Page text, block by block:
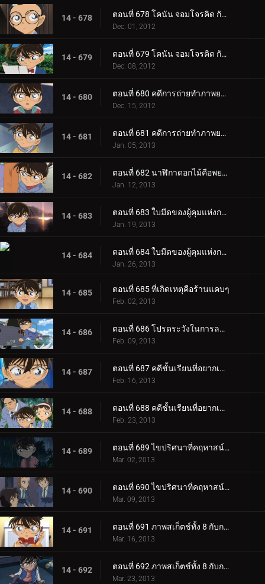
14 - 678 ตอนที่ 678 โคนัน จอมโจรคิด กับศึกชิงสมบัติซากาโมโตะ เรียวมะ (ตอน 1)
Dec. 01, 2012
14 - 679 ตอนที่ 679 โคนัน จอมโจรคิด กับศึกชิงสมบัติซากาโมโตะ เรียวมะ (ตอน 2)
Dec. 08, 2012
14 - 680 ตอนที่ 680 คดีการถ่ายทำภาพยนตร์โฆษณา (ตอน 1)
Dec. 15, 2012
14 - 681 ตอนที่ 681 คดีการถ่ายทำภาพยนตร์โฆษณา (ตอน 2)
Jan. 05, 2013
14 - 682 ตอนที่ 682 นาฬิกาดอกไม้คือพยาน
Jan. 12, 2013
14 - 683 ตอนที่ 683 ใบมีดของผู้คุมแห่งกาลเวลา (ตอน 1)
Jan. 19, 2013
14 - 684 ตอนที่ 684 ใบมีดของผู้คุมแห่งกาลเวลา (ตอน 2)
Jan. 26, 2013
14 - 685 ตอนที่ 685 ที่เกิดเหตุคือร้านแคบๆ
Feb. 02, 2013
14 - 686 ตอนที่ 686 โปรดระวังในการลดน้ำหนัก
Feb. 09, 2013
14 - 687 ตอนที่ 687 คดีชั้นเรียนที่อยากเข้าเรียนที่สุดในโลก (ตอน 1)
Feb. 16, 2013
14 - 688 ตอนที่ 688 คดีชั้นเรียนที่อยากเข้าเรียนที่สุดในโลก (ตอน 2)
Feb. 23, 2013
14 - 689 ตอนที่ 689 ไขปริศนาที่คฤหาสน์โมมิจิ (ตอน 1)
Mar. 02, 2013
14 - 690 ตอนที่ 690 ไขปริศนาที่คฤหาสน์โมมิจิ (ตอน 2)
Mar. 09, 2013
14 - 691 ตอนที่ 691 ภาพสเก็ตช์ทั้ง 8 กับการเดินทางของความทรงจำ (ตอน 1)
Mar. 16, 2013
14 - 692 ตอนที่ 692 ภาพสเก็ตช์ทั้ง 8 กับการเดินทางของความทรงจำ (ตอน 2)
Mar. 23, 2013